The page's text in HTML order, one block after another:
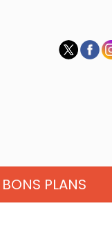
BONS PLANS